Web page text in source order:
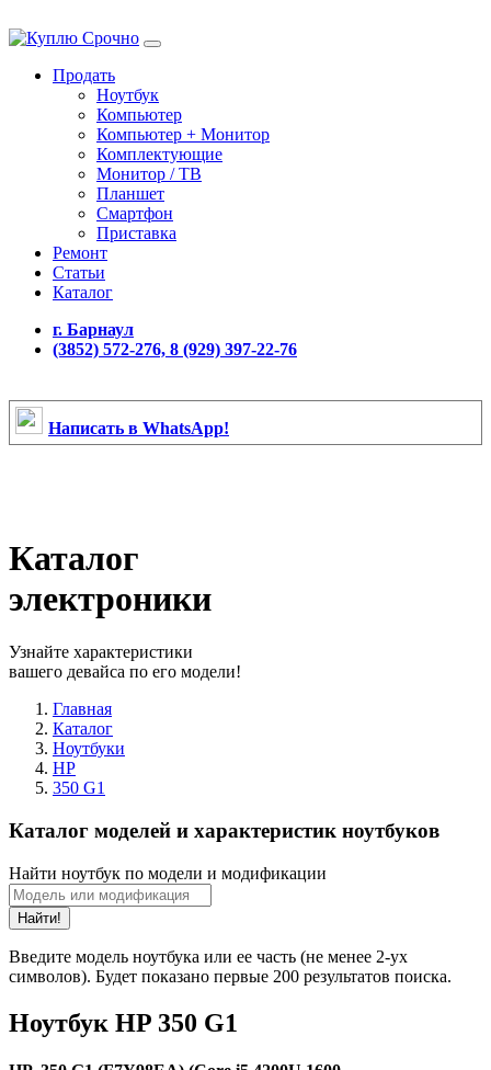
Продать
Ноутбук
Компьютер
Компьютер + Монитор
Комплектующие
Монитор / ТВ
Планшет
Смартфон
Приставка
Ремонт
Статьи
Каталог
г. Барнаул
(3852) 572-276, 8 (929) 397-22-76
Написать в WhatsApp!
Каталог
электроники
Узнайте характеристики
вашего девайса по его модели!
Главная
Каталог
Ноутбуки
HP
350 G1
Каталог моделей и характеристик ноутбуков
Найти ноутбук по модели и модификации
Найти!
Введите модель ноутбука или ее часть (не менее 2-ух
символов). Будет показано первые 200 результатов поиска.
Ноутбук HP 350 G1